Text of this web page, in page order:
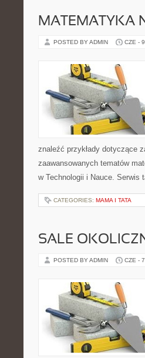
MATEMATYKA
POSTED BY ADMIN CZE -
znaleźć przykłady dotyczące
zaawansowanych tematów
w Technologii i Nauce.
CATEGORIES: MAMA I TATA
SALE
POSTED BY ADMIN CZE -